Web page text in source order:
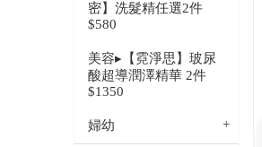
密】洗髮精任選2件
$580
美容▸【霓淨思】玻尿
酸超導潤澤精華 2件
$1350
婦幼